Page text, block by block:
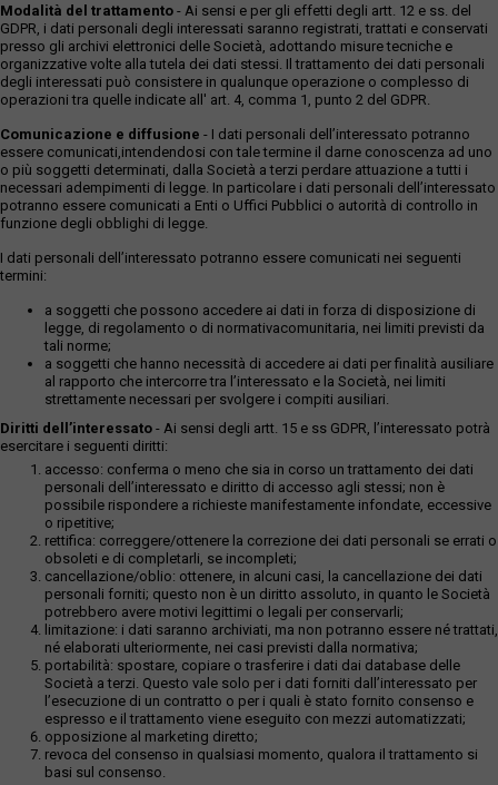
Modalità del trattamento - Ai sensi e per gli effetti degli artt. 12 e ss. del
GDPR, i dati personali degli interessati saranno registrati, trattati e conservati
presso gli archivi elettronici delle Società, adottando misure tecniche e
organizzative volte alla tutela dei dati stessi. Il trattamento dei dati personali
degli interessati può consistere in qualunque operazione o complesso di
operazioni tra quelle indicate all' art. 4, comma 1, punto 2 del GDPR.
Comunicazione e diffusione - I dati personali dell’interessato potranno
essere comunicati,intendendosi con tale termine il darne conoscenza ad uno
o più soggetti determinati, dalla Società a terzi perdare attuazione a tutti i
necessari adempimenti di legge. In particolare i dati personali dell’interessato
potranno essere comunicati a Enti o Uffici Pubblici o autorità di controllo in
funzione degli obblighi di legge.
I dati personali dell’interessato potranno essere comunicati nei seguenti
termini:
a soggetti che possono accedere ai dati in forza di disposizione di
legge, di regolamento o di normativacomunitaria, nei limiti previsti da
tali norme;
a soggetti che hanno necessità di accedere ai dati per finalità ausiliare
al rapporto che intercorre tra l’interessato e la Società, nei limiti
strettamente necessari per svolgere i compiti ausiliari.
Diritti dell’interessato - Ai sensi degli artt. 15 e ss GDPR, l’interessato potrà
esercitare i seguenti diritti:
accesso: conferma o meno che sia in corso un trattamento dei dati
personali dell’interessato e diritto di accesso agli stessi; non è
possibile rispondere a richieste manifestamente infondate, eccessive
o ripetitive;
rettifica: correggere/ottenere la correzione dei dati personali se errati o
obsoleti e di completarli, se incompleti;
cancellazione/oblio: ottenere, in alcuni casi, la cancellazione dei dati
personali forniti; questo non è un diritto assoluto, in quanto le Società
potrebbero avere motivi legittimi o legali per conservarli;
limitazione: i dati saranno archiviati, ma non potranno essere né trattati,
né elaborati ulteriormente, nei casi previsti dalla normativa;
portabilità: spostare, copiare o trasferire i dati dai database delle
Società a terzi. Questo vale solo per i dati forniti dall’interessato per
l’esecuzione di un contratto o per i quali è stato fornito consenso e
espresso e il trattamento viene eseguito con mezzi automatizzati;
opposizione al marketing diretto;
revoca del consenso in qualsiasi momento, qualora il trattamento si
basi sul consenso.